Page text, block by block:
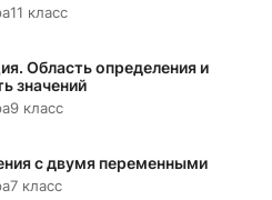
11 класс
Область определения и
значений
9 класс
с двумя переменными
7 класс